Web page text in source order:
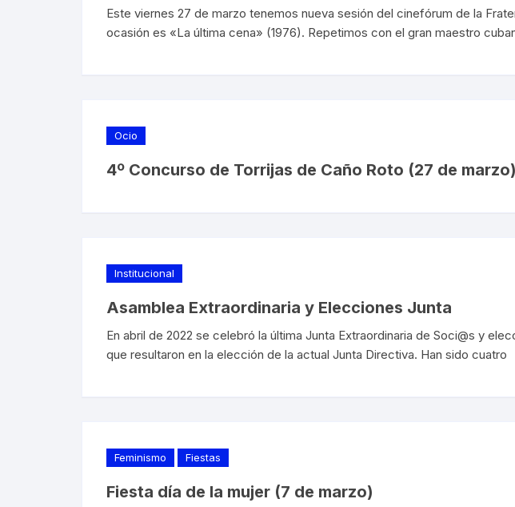
Este viernes 27 de marzo tenemos nueva sesión del cinefórum de la
ocasión es «La última cena» (1976). Repetimos con el gran maestro
Ocio
4º Concurso de Torrijas de Caño Roto (27 de marzo)
Institucional
Asamblea Extraordinaria y Elecciones Junta
En abril de 2022 se celebró la última Junta Extraordinaria de Soci@s y
que resultaron en la elección de la actual Junta Directiva. Han sido cuatro
Feminismo Fiestas
Fiesta día de la mujer (7 de marzo)